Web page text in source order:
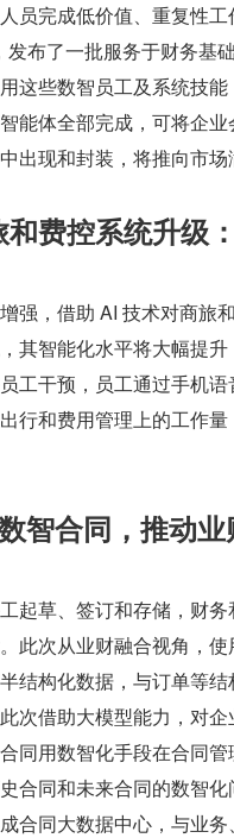
员完成低价值、重复性
发布了一批服务于财务基
这些数智员工及系统技
能体全部完成，可将企
出现和封装，将推向市场
和费控系统升级
强，借助 AI 技术对商旅
其智能化水平将大幅提
工干预，员工通过手机
行和费用管理上的工作
数智合同，推动
起草、签订和存储，财
此次从业财融合视角，
结构化数据，与订单等
次借助大模型能力，对
同用数智化手段在合同
合同和未来合同的数智
合同大数据中心，与业